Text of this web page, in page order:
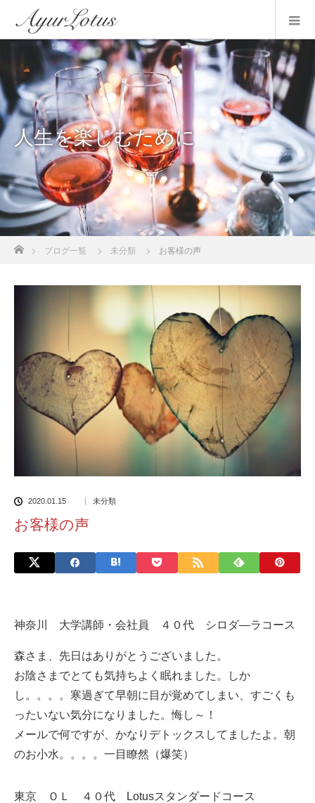
人生を楽しむために
ブログ一覧 未分類 お客様の声
2020.01.15 未分類
お客様の声
神奈川 大学講師・会社員 ４０代 シロダ―ラコース
森さま、先日はありがとうございました。
お陰さまでとても気持ちよく眠れました。しか
し。。。。寒過ぎて早朝に目が覚めてしまい、すごくも
ったいない気分になりました。悔し～！
メールで何ですが、かなりデトックスしてましたよ。朝
のお小水。。。。一目瞭然（爆笑）
東京 ＯＬ ４０代 Lotusスタンダードコース